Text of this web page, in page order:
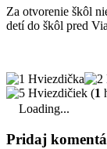
Za otvorenie škôl
detí do škôl pred
(1
Loading...
Pridaj